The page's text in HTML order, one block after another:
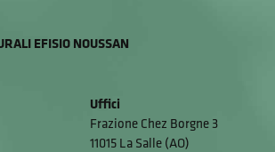
EFISIO NOUSSAN
Uffici
Frazione Chez Borgne 3
11015 La Salle (AO)